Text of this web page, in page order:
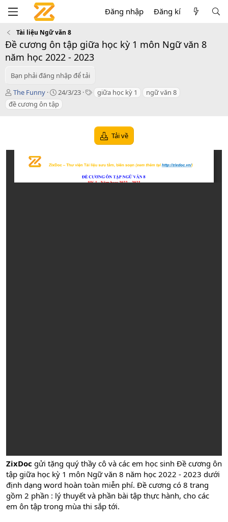
Đăng nhập Đăng kí
Tài liệu Ngữ văn 8
Đề cương ôn tập giữa học kỳ 1 môn Ngữ văn 8
năm học 2022 - 2023
Bạn phải đăng nhập để tải
T
á
c
The Funny
C
r
e
d
t
24/3/23
T giữa học kỳ 1
ngữ văn 8
đề cương ôn tập
Tải về
ZixDoc gửi tặng quý thầy cô và các em học sinh Đề cương ôn
tập giữa học kỳ 1 môn Ngữ văn 8 năm học 2022 - 2023 dưới
định dạng word hoàn toàn miễn phí. Đề cương có 8 trang
gồm 2 phần : lý thuyết và phần bài tập thực hành, cho các
em ôn tập trong mùa thi sắp tới.